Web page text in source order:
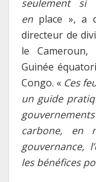
seulement si
en place », a
directeur de
le Cameroun,
Guinée
Congo. « Ces
un guide
carbone, en
gouvernance,
les bénéfices